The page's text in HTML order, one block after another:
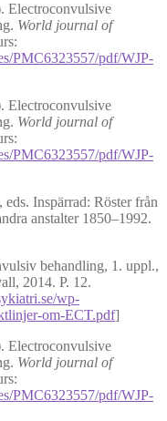
Electroconvulsive
World journal of
PMC6323557/pdf/WJP-
Electroconvulsive
World journal of
PMC6323557/pdf/WJP-
Inspärrad: Röster från
anstalter 1850–1992.
behandling, 1. uppl.,
2014. P. 12.
wp-
om-ECT.pdf]
Electroconvulsive
World journal of
PMC6323557/pdf/WJP-